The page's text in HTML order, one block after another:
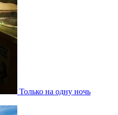
Только на одну ночь